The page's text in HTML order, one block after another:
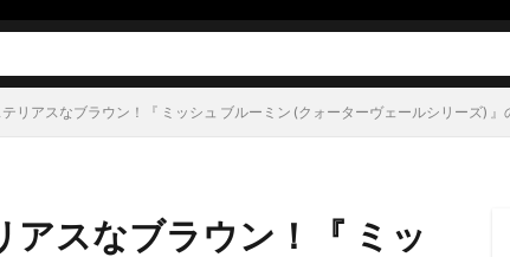
スキンケア
ボディケア
ヘアケア
オーラルケア
メイク
サプリメント
食品
その他
テリアスなブラウン！『 ミッシュ ブルーミン (クォーターヴェールシリーズ)
アスなブラウン！『 ミッ